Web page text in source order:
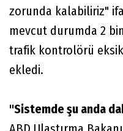
zorunda kalabiliriz"
mevcut durumda 2
trafik kontrolörü
ekledi.
"Sistemde şu anda